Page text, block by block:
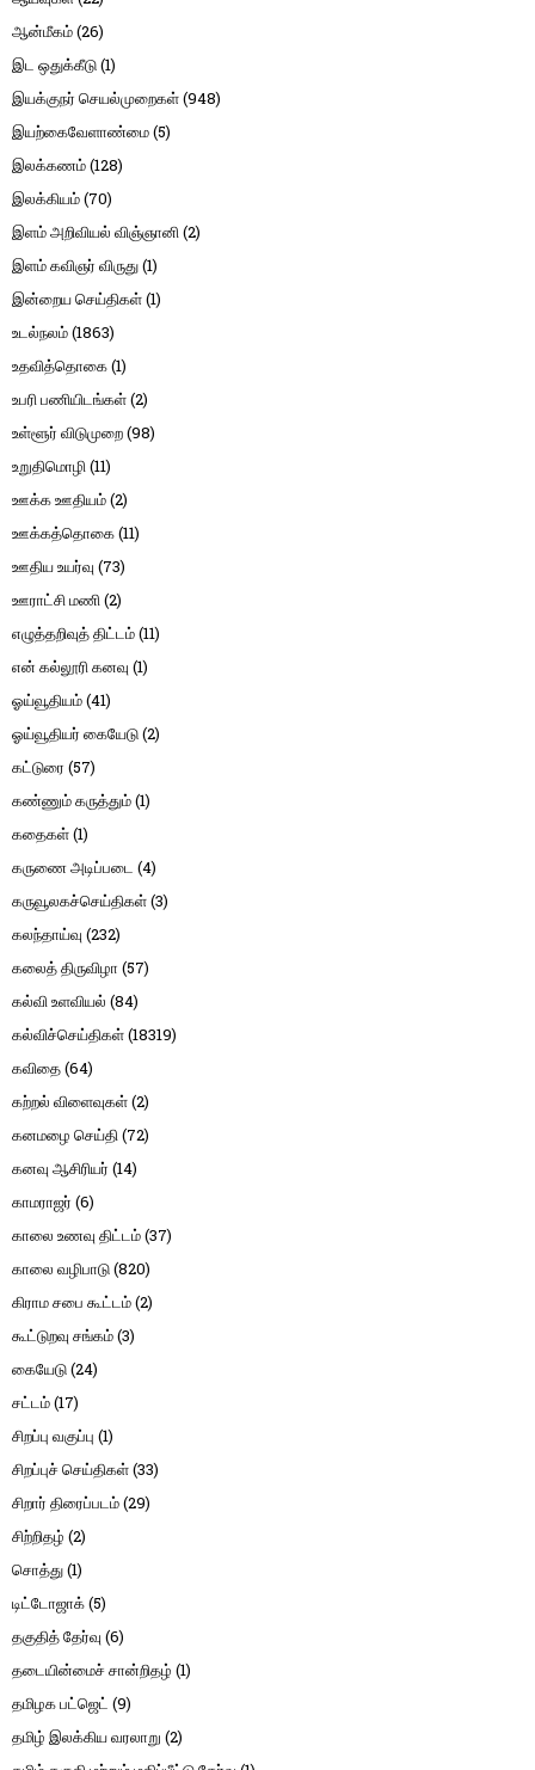
ஆன்மீகம்(26)
இட ஒதுக்கீடு(1)
இயக்குநர் செயல்முறைகள்(948)
இயற்கைவேளாண்மை(5)
இலக்கணம்(128)
இலக்கியம்(70)
இளம் அறிவியல் விஞ்ஞானி(2)
இளம் கவிஞர் விருது(1)
இன்றைய செய்திகள்(1)
உடல்நலம்(1863)
உதவித்தொகை(1)
உபரி பணியிடங்கள்(2)
உள்ளூர் விடுமுறை(98)
உறுதிமொழி(11)
ஊக்க ஊதியம்(2)
ஊக்கத்தொகை(11)
ஊதிய உயர்வு (73)
ஊராட்சி மணி(2)
எழுத்தறிவுத் திட்டம்(11)
என் கல்லூரி கனவு (1)
ஓய்வூதியம்(41)
ஓய்வூதியர் கையேடு(2)
கட்டுரை (57)
கண்ணும் கருத்தும்(1)
கதைகள்(1)
கருணை அடிப்படை (4)
கருவூலகச்செய்திகள்(3)
கலந்தாய்வு (232)
கலைத் திருவிழா (57)
கல்வி உளவியல் (84)
கல்விச்செய்திகள்(18319)
கவிதை(64)
கற்றல் விளைவுகள்(2)
கனமழை செய்தி(72)
கனவு ஆசிரியர் (14)
காமராஜர் (6)
காலை உணவு திட்டம்(37)
காலை வழிபாடு(820)
கிராம சபை கூட்டம்(2)
கூட்டுறவு சங்கம்(3)
கையேடு(24)
சட்டம்(17)
சிறப்பு வகுப்பு (1)
சிறப்புச் செய்திகள்(33)
சிறார் திரைப்படம்(29)
சிற்றிதழ் (2)
சொத்து(1)
டிட்டோஜாக்(5)
தகுதித் தேர்வு (6)
தடையின்மைச் சான்றிதழ் (1)
தமிழக பட்ஜெட் (9)
தமிழ் இலக்கிய வரலாறு (2)